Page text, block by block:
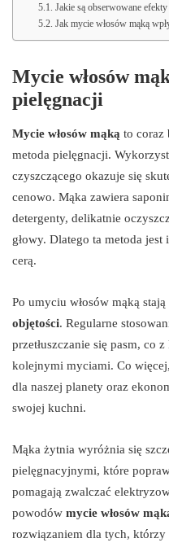
Jakie są obserwowane
Jak mycie włosów mąką
Mycie włosów
pielęgnacji
Mycie włosów mąką to coraz
metoda pielęgnacji.
czyszczącego okazuje się
cenowo. Mąka zawiera
detergenty, delikatnie
głowy. Dlatego ta metoda
cerą.
Po umyciu włosów mąką stają
objętości. Regularne
przetłuszczanie się pasm, co
kolejnymi myciami. Co
dla naszej planety oraz
swojej kuchni.
Mąka żytnia wyróżnia się
pielęgnacyjnymi, które
pomagają zwalczać
powodów mycie włosów
rozwiązaniem dla tych, którzy